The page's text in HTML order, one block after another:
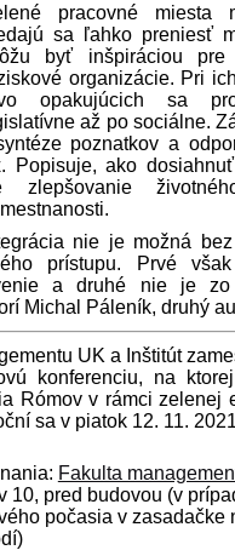
pracovné miesta
sa ľahko preniesť
byť inšpiráciou
organizácie. Pri
opakujúcich sa
až po sociálne.
poznatkov a
Popisuje, ako
zlepšovanie
nie je možná
prístupu. Prvé
a druhé nie je zo
Michal Páleník, druhý
UK a Inštitút
konferenciu, na
Rómov v rámci zelenej
sa v piatok 12. 11.
Fakulta
10, pred budovou (v
počasia v zasadačke